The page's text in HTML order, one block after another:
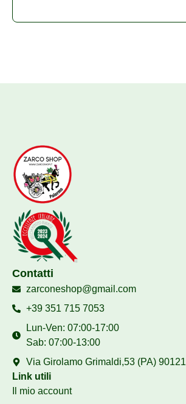
Contatti
zarconeshop@gmail.com
+39 351 715 7053
Lun-Ven: 07:00-17:00
Sab: 07:00-13:00
Via Girolamo Grimaldi,53 (PA) 90121
Link utili
Il mio account